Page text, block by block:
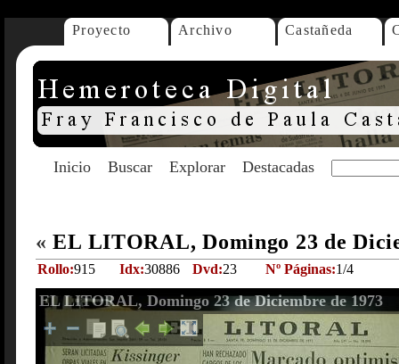
Proyecto Archivo Castañeda
Inicio Buscar Explorar Destacadas
« EL LITORAL, Domingo 23 de
Rollo:915 Idx:30886 Dvd:23 Nº Páginas:1/4
EL LITORAL, Domingo 23 de Diciembre de 1973